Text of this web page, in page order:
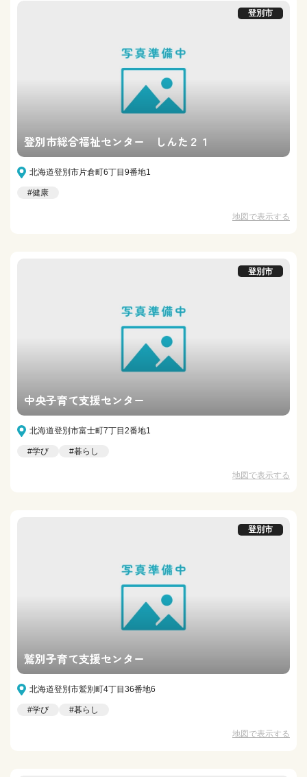
登別市
登別市総合福祉センター しんた２１
北海道登別市片倉町6丁目9番地1
#健康
地図で表示する
登別市
中央子育て支援センター
北海道登別市富士町7丁目2番地1
#学び #暮らし
地図で表示する
登別市
鷲別子育て支援センター
北海道登別市鷲別町4丁目36番地6
#学び #暮らし
地図で表示する